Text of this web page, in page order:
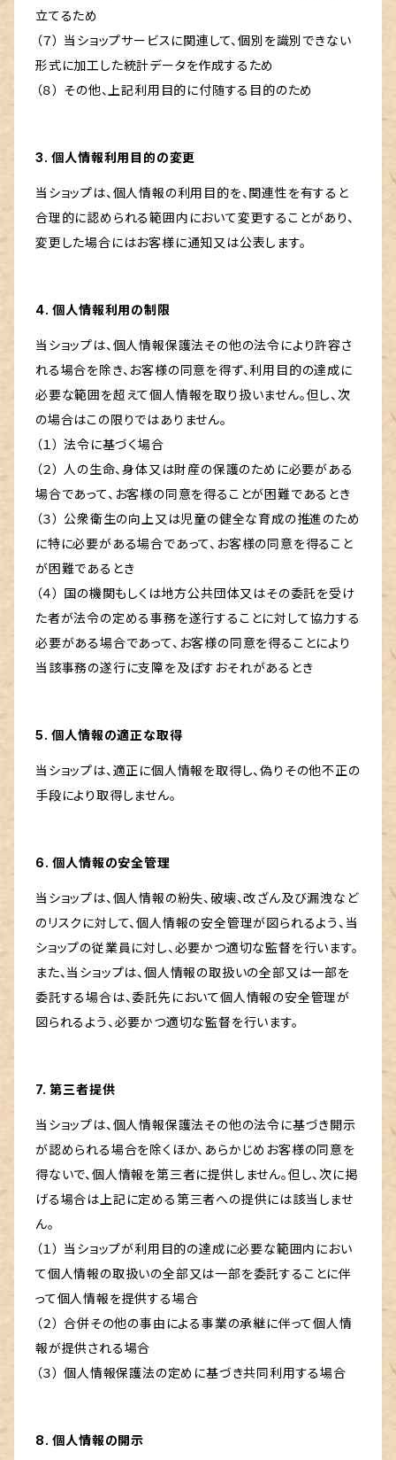
立てるため
（７） 当ショップサービスに関連して、個別を識別できない
形式に加工した統計データを作成するため
（８） その他、上記利用目的に付随する目的のため
3. 個人情報利用目的の変更
当ショップは、個人情報の利用目的を、関連性を有すると
合理的に認められる範囲内において変更することがあり、
変更した場合にはお客様に通知又は公表します。
4. 個人情報利用の制限
当ショップは、個人情報保護法その他の法令により許容さ
れる場合を除き、お客様の同意を得ず、利用目的の達成に
必要な範囲を超えて個人情報を取り扱いません。但し、次
の場合はこの限りではありません。
（１） 法令に基づく場合
（２） 人の生命、身体又は財産の保護のために必要がある
場合であって、お客様の同意を得ることが困難であるとき
（３） 公衆衛生の向上又は児童の健全な育成の推進のため
に特に必要がある場合であって、お客様の同意を得ること
が困難であるとき
（４） 国の機関もしくは地方公共団体又はその委託を受け
た者が法令の定める事務を遂行することに対して協力する
必要がある場合であって、お客様の同意を得ることにより
当該事務の遂行に支障を及ぼすおそれがあるとき
5. 個人情報の適正な取得
当ショップは、適正に個人情報を取得し、偽りその他不正の
手段により取得しません。
6. 個人情報の安全管理
当ショップは、個人情報の紛失、破壊、改ざん及び漏洩など
のリスクに対して、個人情報の安全管理が図られるよう、当
ショップの従業員に対し、必要かつ適切な監督を行います。
また、当ショップは、個人情報の取扱いの全部又は一部を
委託する場合は、委託先において個人情報の安全管理が
図られるよう、必要かつ適切な監督を行います。
7. 第三者提供
当ショップは、個人情報保護法その他の法令に基づき開示
が認められる場合を除くほか、あらかじめお客様の同意を
得ないで、個人情報を第三者に提供しません。但し、次に掲
げる場合は上記に定める第三者への提供には該当しませ
ん。
（１） 当ショップが利用目的の達成に必要な範囲内におい
て個人情報の取扱いの全部又は一部を委託することに伴
って個人情報を提供する場合
（２） 合併その他の事由による事業の承継に伴って個人情
報が提供される場合
（３） 個人情報保護法の定めに基づき共同利用する場合
8. 個人情報の開示